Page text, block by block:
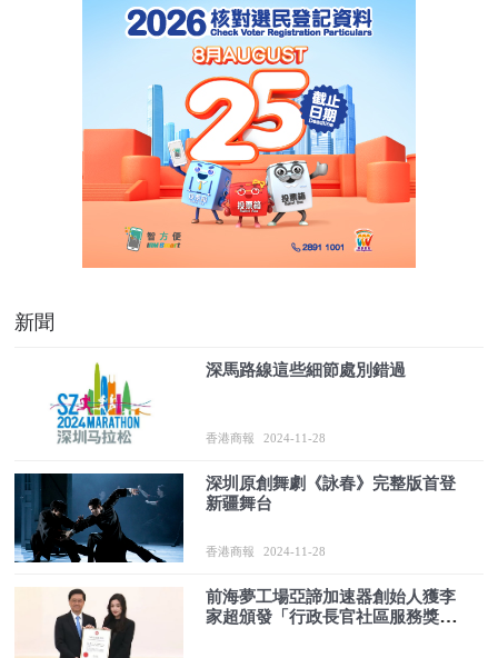
新聞
深馬路線這些細節處別錯過
香港商報 2024-11-28
深圳原創舞劇《詠春》完整版首登
新疆舞台
香港商報 2024-11-28
前海夢工場亞諦加速器創始人獲李
家超頒發「行政長官社區服務獎